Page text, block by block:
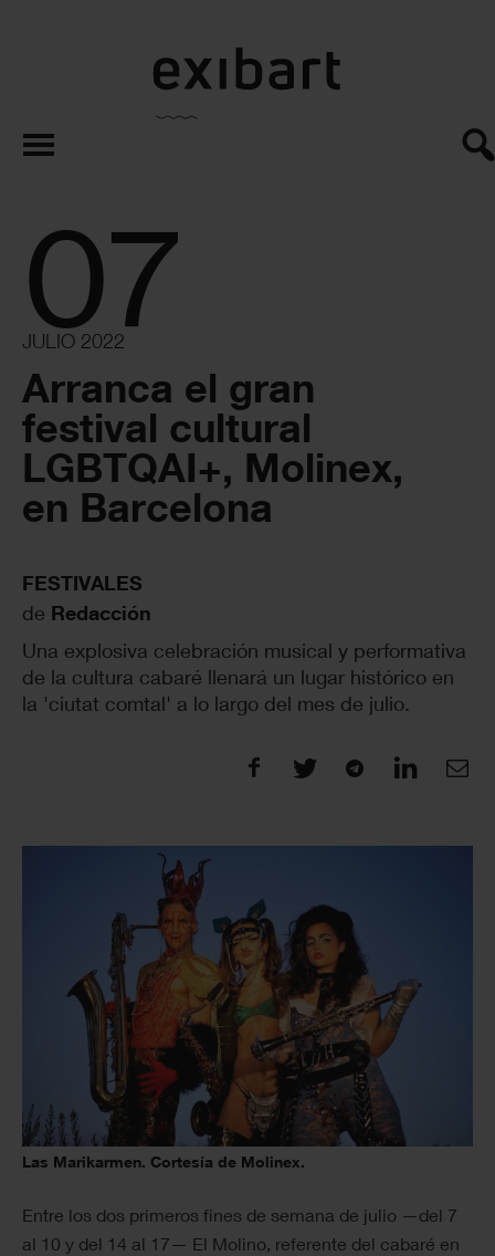
exibart.es
07
JULIO 2022
Arranca el gran
festival cultural
LGBTQAI+, Molinex,
en Barcelona
FESTIVALES
de Redacción
Una explosiva celebración musical y performativa
de la cultura cabaré llenará un lugar histórico en
la 'ciutat comtal' a lo largo del mes de julio.
Las Marikarmen. Cortesía de Molinex.
Entre los dos primeros fines de semana de julio —del 7
al 10 y del 14 al 17— El Molino, referente del cabaré en